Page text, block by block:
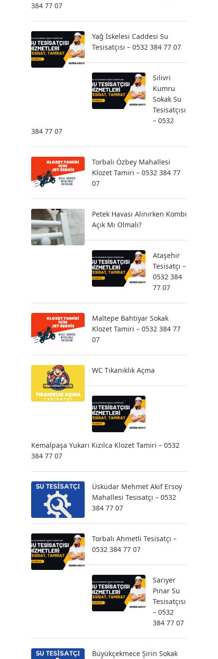
384 77 07
Yağ İskelesi Caddesi Su
Tesisatçısı – 0532 384 77 07
Silivri
Kumru
Sokak Su
Tesisatçısı
– 0532
384 77 07
Torbalı Özbey Mahallesi
Klozet Tamiri – 0532 384 77
07
Petek Havası Alınırken Kombi
Açık Mı Olmalı?
Ataşehir
Tesisatçı –
0532 384
77 07
Maltepe Bahtiyar Sokak
Klozet Tamiri – 0532 384 77
07
WC Tıkanıklık Açma
Kemalpaşa Yukarı Kızılca Klozet Tamiri – 0532
384 77 07
Üsküdar Mehmet Akif Ersoy
Mahallesi Tesisatçı – 0532
384 77 07
Torbalı Ahmetli Tesisatçı –
0532 384 77 07
Sarıyer
Pınar Su
Tesisatçısı
– 0532
384 77 07
Büyükçekmece Şirin Sokak